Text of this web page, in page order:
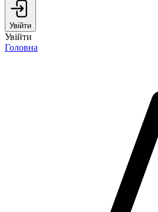
Увійти
Увійти
Головна